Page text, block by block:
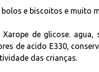
e biscoitos e muito
Xarope de glicose.
de acido E330,
das crianças.